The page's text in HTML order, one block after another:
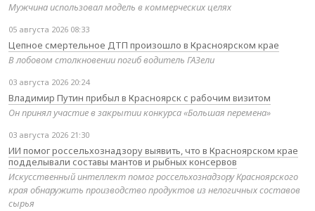
Мужчина использовал модель в коммерческих целях
05 августа 2026 08:33
Цепное смертельное ДТП произошло в Красноярском крае
В лобовом столкновении погиб водитель ГАЗели
03 августа 2026 20:24
Владимир Путин прибыл в Красноярск с рабочим визитом
Он принял участие в закрытии конкурса «Большая перемена»
03 августа 2026 21:30
ИИ помог россельхознадзору выявить, что в Красноярском крае
подделывали составы мантов и рыбных консервов
Искусственный интеллект помог россельхознадзору Красноярского
края обнаружить производство продуктов из нелогичных составов
сырья